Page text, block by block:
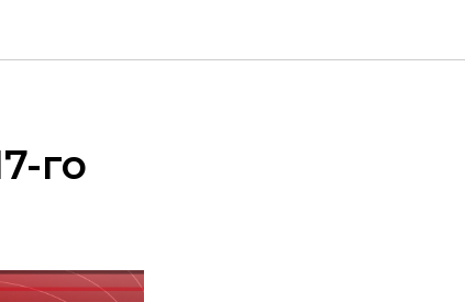
го